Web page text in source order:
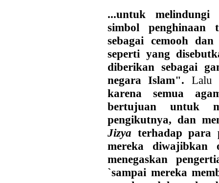
...untuk
simbol penghinaan
sebagai cemooh
seperti yang
diberikan sebagai
negara Islam". Lalu
karena semua
bertujuan untuk
pengikutnya, dan
Jizya terhadap para
mereka diwajibkan
menegaskan
`sampai mereka